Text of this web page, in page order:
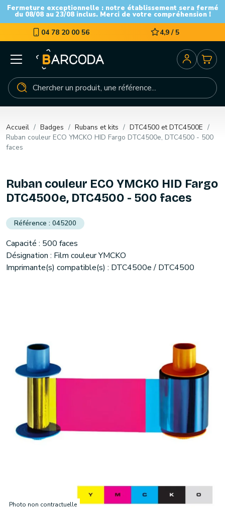
Fermeture exceptionnelle : notre établissement sera fermé
du 08/08 au 23/08 inclus. Merci de votre compréhension !
04 78 20 00 56 4,9 / 5
Accueil Badges Rubans et kits
DTC4500 et DTC4500E
Ruban couleur ECO YMCKO HID Fargo DTC4500e, DTC4500 - 500
faces
Photo non contractuelle
Ruban couleur ECO YMCKO HID Fargo
DTC4500e, DTC4500 - 500 faces
045200
Capacité : 500 faces
Désignation : Film couleur YMCKO
Imprimante(s) compatible(s) : DTC4500e / DTC4500